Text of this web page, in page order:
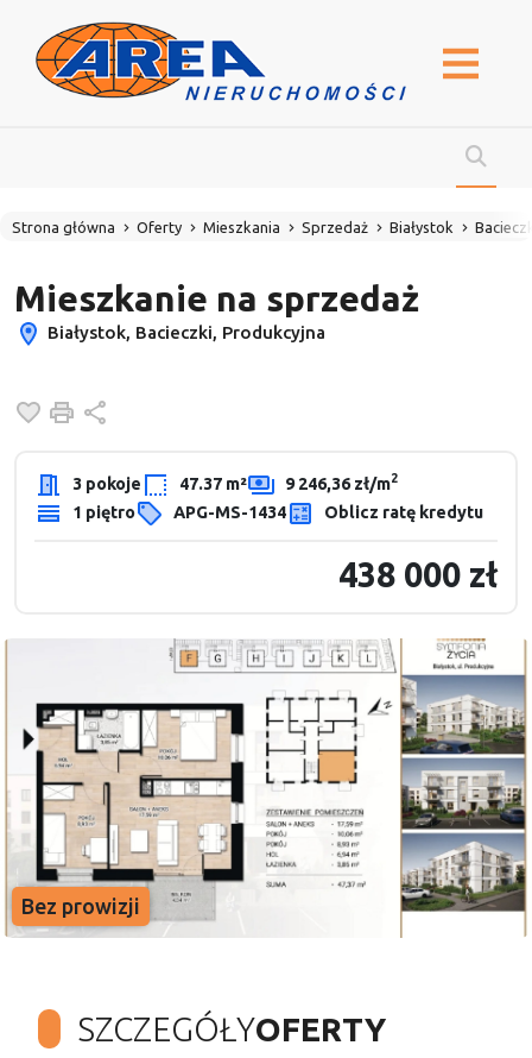
Strona główna Oferty Mieszkania Sprzedaż Białystok
Mieszkanie na sprzedaż
Białystok, Bacieczki, Produkcyjna
Dodaj do ulubionych
Drukuj
3 pokoje 47.37 m² 9 246,36 zł/m2
1 piętro APG-MS-1434 Oblicz ratę kredytu
438 000 zł
Bez prowizji
SZCZEGÓŁYOFERTY